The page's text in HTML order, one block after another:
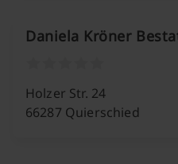
Daniela Kröner
Holzer Str. 24
66287 Quierschied